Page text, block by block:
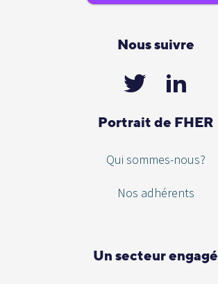
Nous suivre
Portrait de FHER
Qui sommes-nous?
Nos adhérents
Un secteur engagé